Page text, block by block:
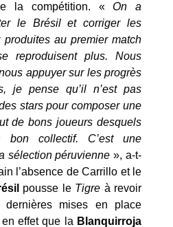
la compétition. «On a
le Brésil et corriger les
au premier match
reproduisent plus. Nous
appuyer sur les progrès
je pense qu’il n’est pas
stars pour composer une
de bons joueurs desquels
bon collectif. C’est une
sélection péruvienne », a-t-
l’absence de Carrillo et le
pousse le Tigre à revoir
dernières mises en place
effet que la Blanquirroja